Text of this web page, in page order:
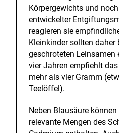
Körpergewichts und
entwickelter
reagieren sie
Kleinkinder sollten daher
geschroteten Leinsamen
vier Jahren empfiehlt das
mehr als vier Gramm
Teelöffel).
Neben Blausäure
relevante Mengen des